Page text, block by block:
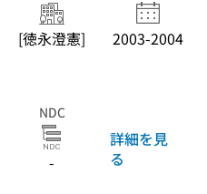
[徳永澄憲] 2003-2004
NDC
-
詳細を見
る